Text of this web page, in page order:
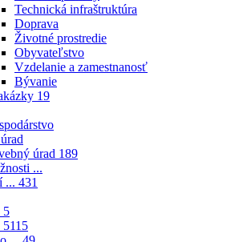
Technická infraštruktúra
Doprava
Životné prostredie
Obyvateľstvo
Vzdelanie a zamestnanosť
Bývanie
19
úrad 189
...
... 431
5
5115